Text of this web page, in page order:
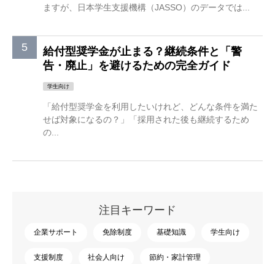
ますが、日本学生支援機構（JASSO）のデータでは...
給付型奨学金が止まる？継続条件と「警
告・廃止」を避けるための完全ガイド
学生向け
「給付型奨学金を利用したいけれど、どんな条件を満た
せば対象になるの？」「採用された後も継続するため
の...
注目キーワード
企業サポート 免除制度 基礎知識 学生向け
支援制度 社会人向け 節約・家計管理